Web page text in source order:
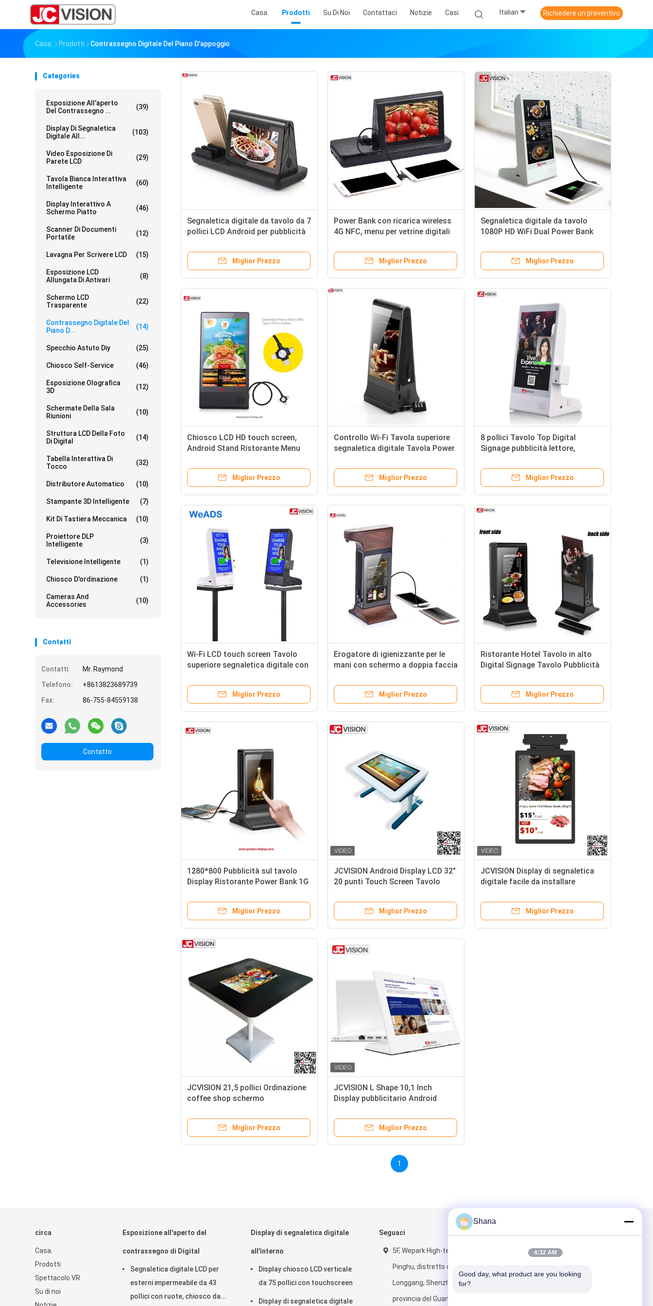
Casa. Prodotti Su Di Noi Contattaci Notizie Casi Italian Richiedere un preventivo
Casa Prodotti Contrassegno Digitale Del Piano D'appoggio
Catagories
Esposizione All'aperto
Del Contrassegno ...
(39)
Display Di Segnaletica
Digitale All...
(103)
Video Esposizione Di
Parete LCD
(29)
Tavola Bianca Interattiva
Intelligente
(60)
Display Interattivo A
Schermo Piatto
(46)
Scanner Di Documenti
Portatile
(12)
Lavagna Per Scrivere LCD (15)
Esposizione LCD
Allungata Di Antivari
(8)
Schermo LCD
Trasparente
(22)
Contrassegno Digitale Del
Piano D...
(14)
Specchio Astuto Diy (25)
Chiosco Self-Service (46)
Esposizione Olografica
3D
(12)
Schermate Della Sala
Riunioni
(10)
Struttura LCD Della Foto
Di Digital
(14)
Tabella Interattiva Di
Tocco
(32)
Distributore Automatico (10)
Stampante 3D Intelligente (7)
Kit Di Tastiera Meccanica (10)
Proiettore DLP
Intelligente
(3)
Televisione Intelligente (1)
Chiosco D'ordinazione (1)
Cameras And
Accessories
(10)
Contatti
Contatti:
Mr. Raymond
Telefono:
+8613823689739
Fax:
86-755-84559138
Contatto
Segnaletica digitale da tavolo da 7
pollici LCD Android per pubblicità
Miglior Prezzo
Power Bank con ricarica wireless
4G NFC, menu per vetrine digitali
Miglior Prezzo
Segnaletica digitale da tavolo
1080P HD WiFi Dual Power Bank
Miglior Prezzo
Chiosco LCD HD touch screen,
Android Stand Ristorante Menu
Miglior Prezzo
Controllo Wi-Fi Tavola superiore
segnaletica digitale Tavola Power
Miglior Prezzo
8 pollici Tavolo Top Digital
Signage pubblicità lettore,
Power Bank
Miglior Prezzo
Wi-Fi LCD touch screen Tavolo
superiore segnaletica digitale con
Miglior Prezzo
Erogatore di igienizzante per le
mani con schermo a doppia faccia
digitale
Miglior Prezzo
Ristorante Hotel Tavolo in alto
Digital Signage Tavolo Pubblicità
Miglior Prezzo
1280*800 Pubblicità sul tavolo
Display Ristorante Power Bank 1G
Miglior Prezzo
JCVISION Android Display LCD 32"
20 punti Touch Screen Tavolo
regolabile
Miglior Prezzo
JCVISION Display di segnaletica
digitale facile da installare
scaffale Display LCD tecnologia
Miglior Prezzo
JCVISION 21,5 pollici Ordinazione
coffee shop schermo
digitale con touch screen
Miglior Prezzo
JCVISION L Shape 10,1 Inch
Display pubblicitario Android
Miglior Prezzo
1
circa
Casa.
Prodotti
Spettacolo VR
Su di noi
Esposizione all'aperto del
contrassegno di Digital
Segnaletica digitale LCD per
esterni impermeabile da 43
pollici con ruote, chiosco da
Display di segnaletica digitale
all'interno
Display chiosco LCD verticale
da 75 pollici con touchscreen
Display di segnaletica digitale
Seguaci
5F, Wepark High-tech part,
Pinghu, distretto di
Longgang, Shenzhen,
provincia del Guangdong,
Shana
4:32 AM
Good day, what product are you looking
for?